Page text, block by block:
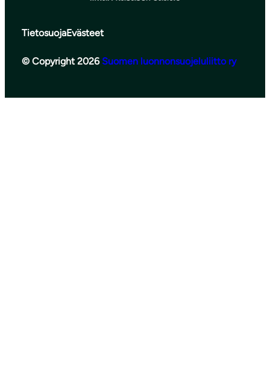
TietosuojaEvästeet
© Copyright 2026 Suomen luonnonsuojeluliitto ry